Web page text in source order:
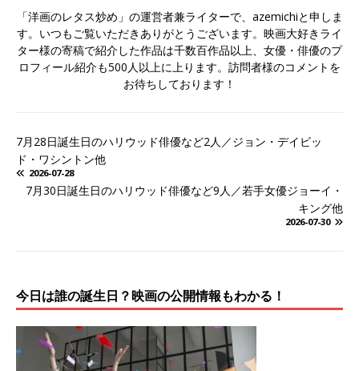
「洋画のレタス炒め」の運営者兼ライターで、azemichiと申しま
す。いつもご覧いただきありがとうございます。映画大好きライ
ター様の寄稿で紹介した作品は千数百作品以上、女優・俳優のプ
ロフィール紹介も500人以上に上ります。訪問者様のコメントを
お待ちしております！
7月28日誕生日のハリウッド俳優など2人／ジョン・デイビッ
ド・ワシントン他
2026-07-28
7月30日誕生日のハリウッド俳優など9人／若手女優ジョーイ・
キング他
2026-07-30
今日は誰の誕生日？映画の公開情報もわかる！